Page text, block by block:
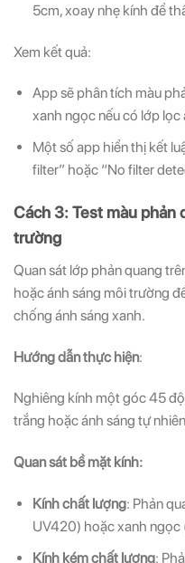
5cm, xoay nhẹ kính để
Xem kết quả:
App sẽ phân tích màu
xanh ngọc nếu có lớp lọc
Một số app hiển thị kết
filter” hoặc “No filter
Cách 3: Test màu phản
trường
Quan sát lớp phản quang
hoặc ánh sáng môi trường
chống ánh sáng xanh.
Hướng dẫn thực hiện:
Nghiêng kính một góc 45
trắng hoặc ánh sáng tự
Quan sát bề mặt kính:
Kính chất lượng: Phản
UV420) hoặc xanh ngọc
Kính kém chất lượng: